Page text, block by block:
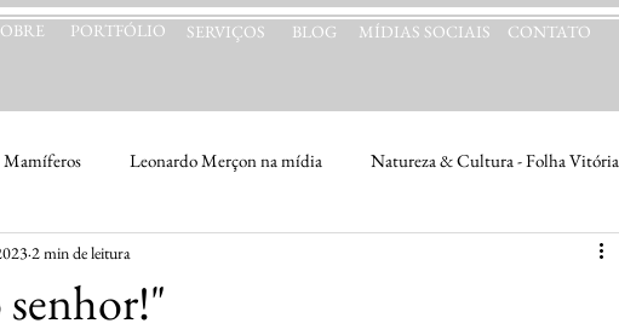
PORTFÓLIO SERVIÇOS BLOG MÍDIAS SOCIAIS CONTATO
Mamíferos Leonardo Merçon na mídia Natureza & Cultura - Folha Vitória
2 min de leitura